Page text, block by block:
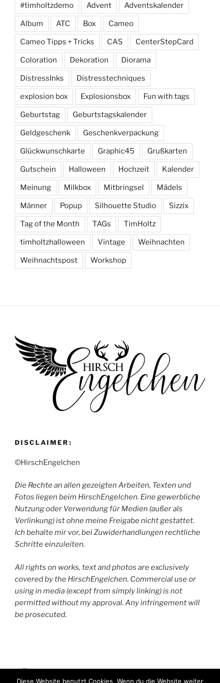
#timholtzdemo Advent Adventskalender
Album ATC Box Cameo
Cameo Tipps + Tricks CAS CenterStepCard
Coloration Dekoration Diorama
DistressInks Distresstechniques
explosion box Explosionsbox Fun with tags
Geburtstag Geburtstagskalender
Geldgeschenk Geschenkverpackung
Glückwunschkarte Graphic45 Grußkarten
Gutschein Halloween Hochzeit Kalender
Meinung Milkbox Mitbringsel Mädels
Männer Popup Silhouette Studio Sizzix
Tag of the Month TAGs TimHoltz
timholtzhalloween Vintage Weihnachten
Weihnachtspost Workshop
DISCLAIMER:
©HirschEngelchen
Die Rechte an allen gezeigten Arbeiten, Texten und
Fotos liegen beim HirschEngelchen. Eine gewerbliche
Nutzung oder Verwendung für Medien (außer als
Verlinkung) ist ohne meine Freigabe nicht gestattet.
Ich behalte mir vor, bei Zuwiderhandlungen rechtliche
Schritte einzuleiten.
All rights on works, text and photos are exclusively
covered by the HirschEngelchen. Commercial use or
using in media (except from simply linking) is not
permitted without my approval. Any infringement will
be prosecuted.
Diese Website benutzt Cookies. Wenn du die Website weiter